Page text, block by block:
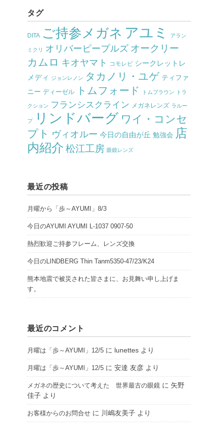
タグ
DITA ご持参メガネ アユミ アラン
ミクリ オリバーピープルズ オークリー
カムロ キオヤマト コモレビ シークレットレ
メディ
ジョンレノン タカノリ・ユゲ ティファ
ニー ディーゼル トムフォード トムブラウン トラ
クション フランシスクライン メガネレンズ ラルー
プ リンドバーグ ワイ・コンセ
プト ヴィオルー 今日の自由が丘 勉強会 店
内紹介 松江工房 眼鏡レンズ
最近の投稿
月曜から「歩～AYUMI」8/3
今日のAYUMI AYUMI L-1037 0907-50
熱烈歓迎ご持参フレーム、レンズ交換
今日のLINDBERG Thin Tanm5350-47/23/K24
熊本地震で被災された皆さまに、お見舞い申し上げま
す。
最近のコメント
月曜は「歩～AYUMI」12/5 に lunettes より
月曜は「歩～AYUMI」12/5 に 安達 友彦 より
メガネの歴史について考えた 世界最古の眼鏡 に 矢野
佳子 より
お客様からのお問合せ に 川嶋友美子 より